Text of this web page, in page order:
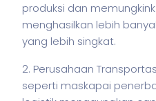
produksi dan
menghasilkan lebih
yang lebih singkat.
2. Perusahaan
seperti maskapai